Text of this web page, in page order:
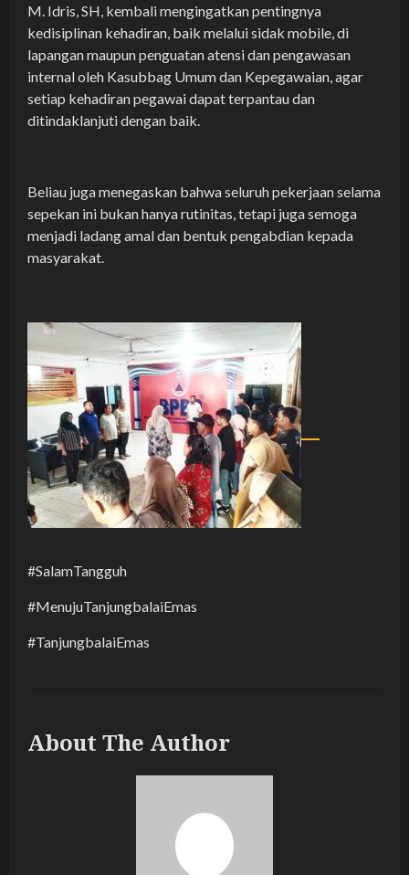
M. Idris, SH, kembali mengingatkan pentingnya
kedisiplinan kehadiran, baik melalui sidak mobile, di
lapangan maupun penguatan atensi dan pengawasan
internal oleh Kasubbag Umum dan Kepegawaian, agar
setiap kehadiran pegawai dapat terpantau dan
ditindaklanjuti dengan baik.
Beliau juga menegaskan bahwa seluruh pekerjaan selama
sepekan ini bukan hanya rutinitas, tetapi juga semoga
menjadi ladang amal dan bentuk pengabdian kepada
masyarakat.
#SalamTangguh
#MenujuTanjungbalaiEmas
#TanjungbalaiEmas
About The Author